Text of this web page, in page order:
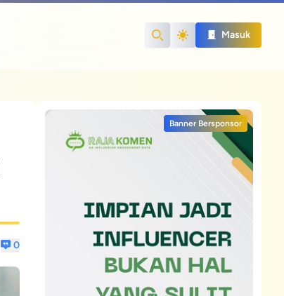
Search
Masuk
0
Banner Bersponsor